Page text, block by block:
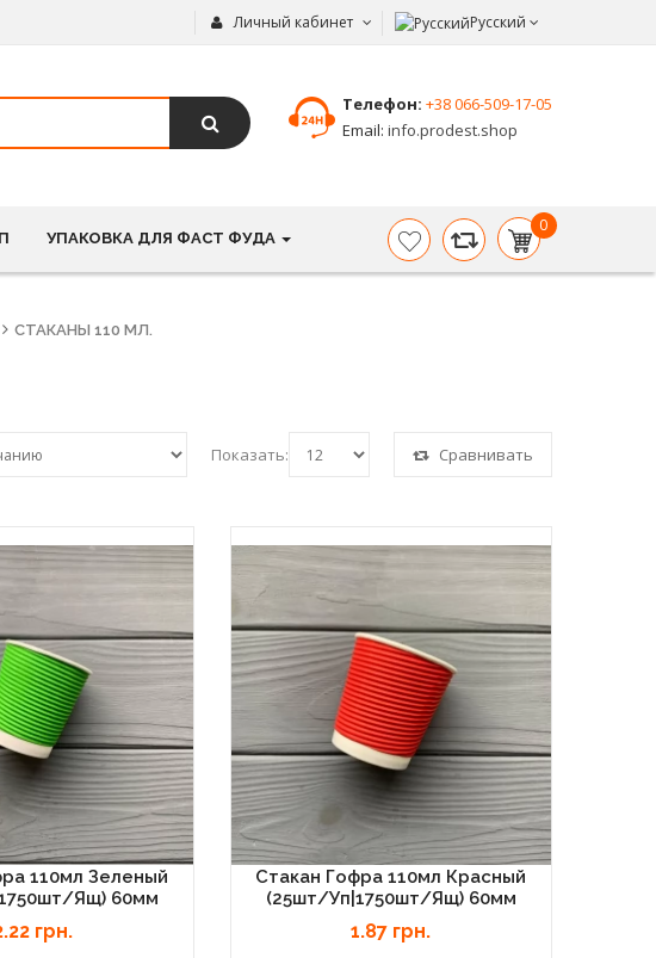
Личный кабинет Русский
Телефон: +38 066-509-17-05
Email: info.prodest.shop
УПАКОВКА ДЛЯ ФАСТ ФУДА
0
item(s)
-
СТАКАНЫ 110 МЛ.
Показать: Сравнивать
110мл Зеленый
ящ) 60мм
грн.
Стакан Гофра 110мл Красный
(25шт/уп|1750шт/ящ) 60мм
1.87 грн.